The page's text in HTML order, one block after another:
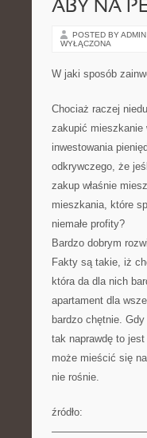
ABY NA
POSTED BY ADMIN
WYŁĄCZONA
W jaki sposób
Chociaż raczej
zakupić
inwestowania
odkrywczego, że
zakup właśnie
mieszkania, które
niemałe profity?
Bardzo dobrym
Fakty są takie, iż
która da dla nich
apartament dla
bardzo chętnie.
tak naprawdę to
może mieścić się
nie rośnie.
źródło: